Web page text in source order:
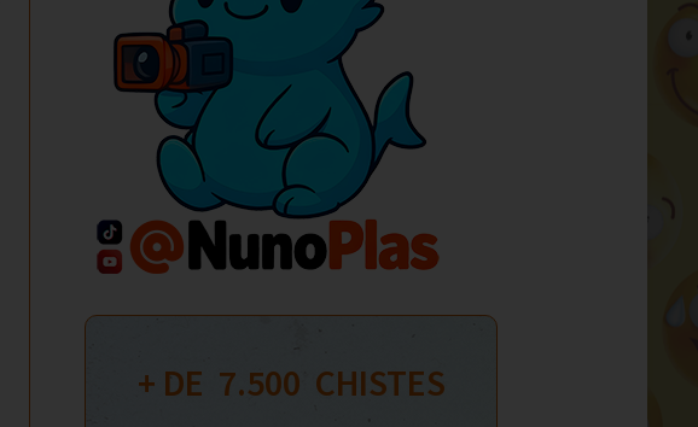
+ DE 7.500
  CHISTES